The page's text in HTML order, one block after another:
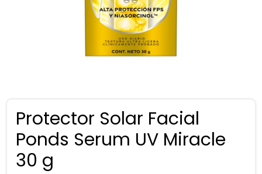
Protector Solar Facial
Ponds Serum UV Miracle
30 g